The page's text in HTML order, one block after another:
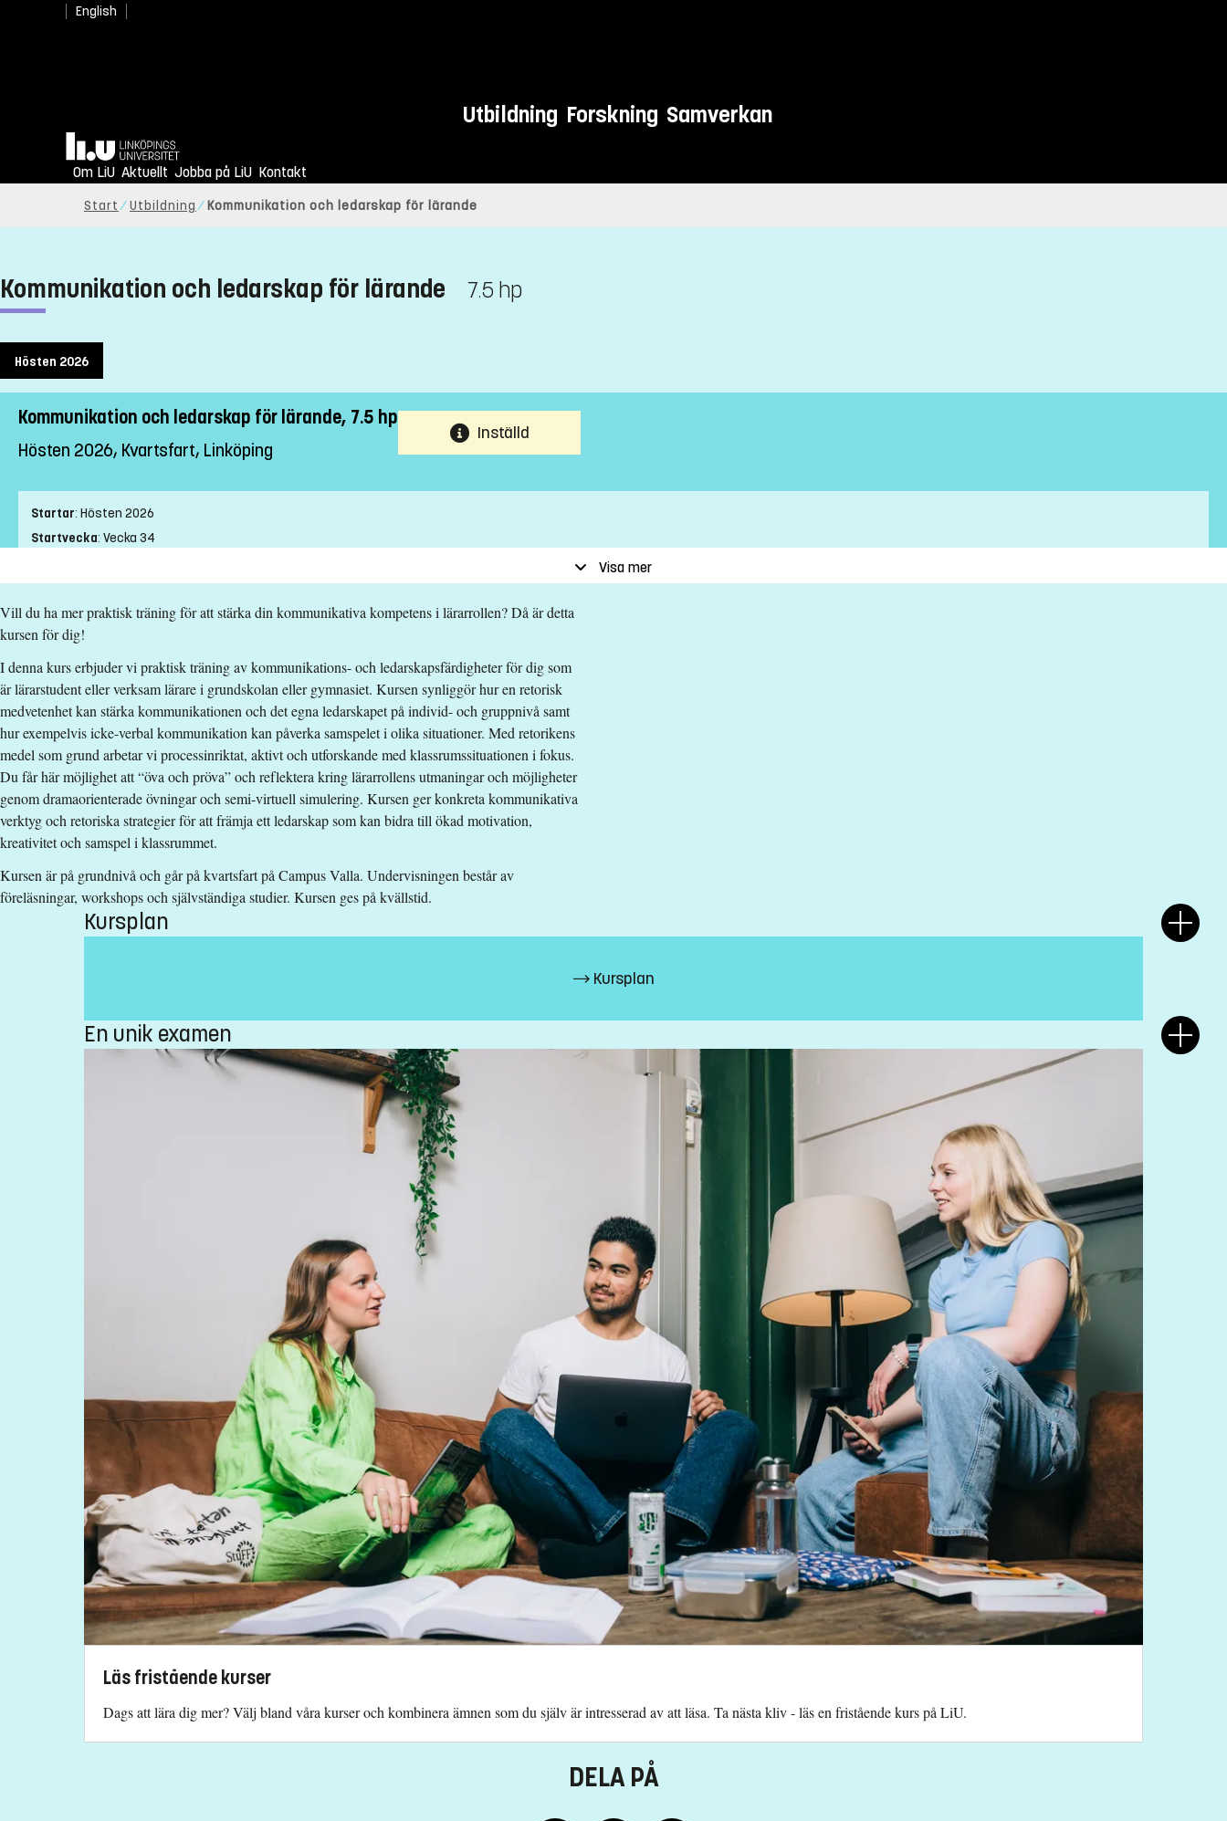
English
Utbildning Forskning Samverkan
Hem
Om LiU Aktuellt Jobba på LiU Kontakt
Start Utbildning Kommunikation och ledarskap för lärande
Kommunikation och ledarskap för lärande 7.5 hp
Hösten 2026
Kommunikation och ledarskap för lärande, 7.5 hp
Hösten 2026, Kvartsfart, Linköping
Inställd
Startar: Hösten 2026
Startvecka: Vecka 34
Ort:Linköping
Studietakt:Kvartsfart
Nivå:Grundnivå
Studieform
Campusförlagd
Undervisningstid:Kvällstid
Undervisningsspråk:Svenska
Anmälningskod:LIU-27032
Antal platser:20
Särskilda förkunskapskrav
15 hp godkända inom utbildningsvetenskaplig kärna eller motsvarande
Urval
Akademiska poäng grundnivå
Studieavgift
16400 kr - OBS! Gäller bara studenter utanför EU/EES och Schweiz.
Visa mer
Vill du ha mer praktisk träning för att stärka din kommunikativa kompetens i lärarrollen? Då är detta
kursen för dig!
I denna kurs erbjuder vi praktisk träning av kommunikations- och ledarskapsfärdigheter för dig som
är lärarstudent eller verksam lärare i grundskolan eller gymnasiet. Kursen synliggör hur en retorisk
medvetenhet kan stärka kommunikationen och det egna ledarskapet på individ- och gruppnivå samt
hur exempelvis icke-verbal kommunikation kan påverka samspelet i olika situationer. Med retorikens
medel som grund arbetar vi processinriktat, aktivt och utforskande med klassrumssituationen i fokus.
Du får här möjlighet att “öva och pröva” och reflektera kring lärarrollens utmaningar och möjligheter
genom dramaorienterade övningar och semi-virtuell simulering. Kursen ger konkreta kommunikativa
verktyg och retoriska strategier för att främja ett ledarskap som kan bidra till ökad motivation,
kreativitet och samspel i klassrummet.
Kursen är på grundnivå och går på kvartsfart på Campus Valla. Undervisningen består av
föreläsningar, workshops och självständiga studier. Kursen ges på kvällstid.
Kursplan
Kursplan
En unik examen
Läs fristående kurser
Dags att lära dig mer? Välj bland våra kurser och kombinera ämnen som du själv är intresserad av att läsa. Ta nästa kliv - läs en fristående kurs på LiU.
DELA PÅ